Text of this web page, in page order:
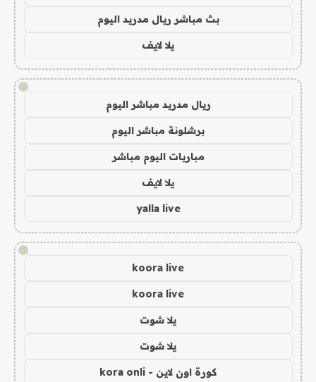
بث مباشر ريال مدريد اليوم
يلا لايف
!
ريال مدريد مباشر اليوم
برشلونة مباشر اليوم
مباريات اليوم مباشر
يلا لايف
yalla live
!
koora live
koora live
يلا شوت
يلا شوت
كورة اون لاين - kora onli